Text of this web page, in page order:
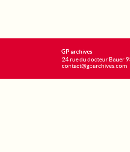
GP archives
24 rue du docteur Bauer
contact@gparchives.com